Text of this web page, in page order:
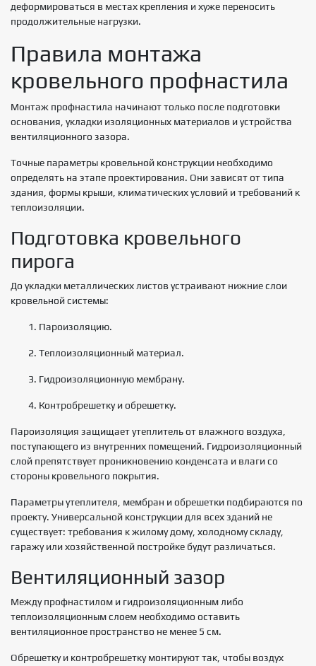
деформироваться в местах крепления и хуже переносить
продолжительные нагрузки.
Правила монтажа
кровельного профнастила
Монтаж профнастила начинают только после подготовки
основания, укладки изоляционных материалов и устройства
вентиляционного зазора.
Точные параметры кровельной конструкции необходимо
определять на этапе проектирования. Они зависят от типа
здания, формы крыши, климатических условий и требований к
теплоизоляции.
Подготовка кровельного
пирога
До укладки металлических листов устраивают нижние слои
кровельной системы:
Пароизоляцию.
Теплоизоляционный материал.
Гидроизоляционную мембрану.
Контробрешетку и обрешетку.
Пароизоляция защищает утеплитель от влажного воздуха,
поступающего из внутренних помещений. Гидроизоляционный
слой препятствует проникновению конденсата и влаги со
стороны кровельного покрытия.
Параметры утеплителя, мембран и обрешетки подбираются по
проекту. Универсальной конструкции для всех зданий не
существует: требования к жилому дому, холодному складу,
гаражу или хозяйственной постройке будут различаться.
Вентиляционный зазор
Между профнастилом и гидроизоляционным либо
теплоизоляционным слоем необходимо оставить
вентиляционное пространство не менее 5 см.
Обрешетку и контробрешетку монтируют так, чтобы воздух